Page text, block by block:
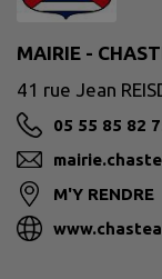
MAIRIE -
41 rue Jean
05 55 85 82
M'Y RENDRE